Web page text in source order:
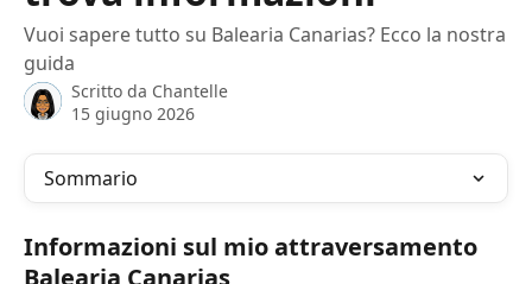
Vuoi sapere tutto su Balearia Canarias? Ecco la nostra
guida
Scritto da Chantelle
15 giugno 2026
Sommario
Informazioni sul mio attraversamento
Balearia Canarias